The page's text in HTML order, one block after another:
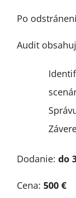
Po
Audit
Dodanie: do
Cena: 500 €